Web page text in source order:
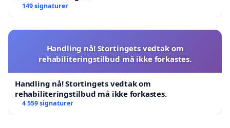
149 signaturer
Handling nå! Stortingets vedtak om
rehabiliteringstilbud må ikke forkastes.
Handling nå! Stortingets vedtak om
rehabiliteringstilbud må ikke forkastes.
4 559 signaturer